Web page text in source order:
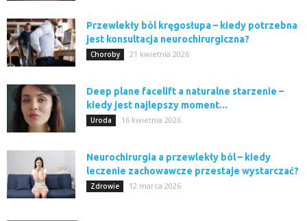
Przewlekły ból kręgosłupa – kiedy potrzebna
jest konsultacja neurochirurgiczna?
Choroby 21 kwietnia 2026
Deep plane facelift a naturalne starzenie –
kiedy jest najlepszy moment...
Uroda 16 kwietnia 2026
Neurochirurgia a przewlekły ból – kiedy
leczenie zachowawcze przestaje wystarczać?
Zdrowie 12 marca 2026